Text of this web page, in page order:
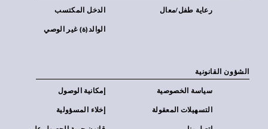
الدخل المكتسب رعاية طفل/معال
الوالد(ة) غير الوصي
الشؤون القانونية
إمكانية الوصول سياسة الخصوصية
إخلاء المسؤولية التسهيلات المعقولة